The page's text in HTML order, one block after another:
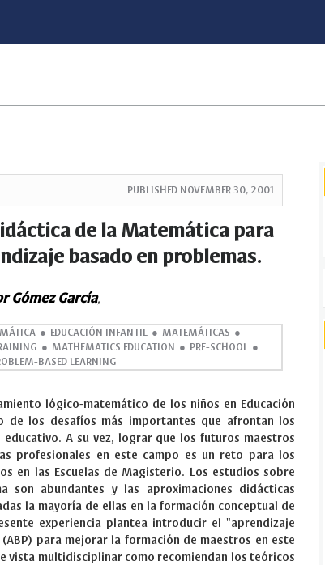
PUBLISHED NOVEMBER 30, 2001
de la Matemática para
basado en problemas.
Gómez García,
EDUCACIÓN INFANTIL
MATEMÁTICAS
MATHEMATICS EDUCATION
PRE-SCHOOL
BASED LEARNING
lógico-matemático de los niños en Educación
de los desafíos más importantes que afrontan los
educativo. A su vez, lograr que los futuros maestros
profesionales en este campo es un reto para los
en las Escuelas de Magisterio. Los estudios sobre
son abundantes y las aproximaciones didácticas
la mayoría de ellas en la formación conceptual de
experiencia plantea introducir el "aprendizaje
para mejorar la formación de maestros en este
vista multidisciplinar como recomiendan los teóricos